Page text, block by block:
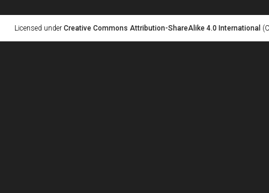
Licensed under Creative Commons Attribution-ShareAlike 4.0 International